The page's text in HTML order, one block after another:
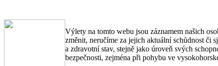
Výlety na tomto webu jsou záznamem našich
změnit, neručíme za jejich aktuální schůdnost či
a zdravotní stav, stejně jako úroveň svých
bezpečnosti, zejména při pohybu ve